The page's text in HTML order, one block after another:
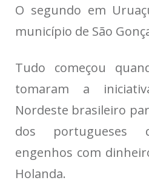
O segundo em
município de São
Tudo começou
tomaram a
Nordeste brasileiro
dos portugueses
engenhos com
Holanda.